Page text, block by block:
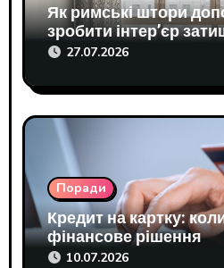
а
и
с
і
в
Як римські штори
зробити інтер’єр
практичним
27.07.2026
Поради
Кредит на картку:
фінансове рішення
10.07.2026